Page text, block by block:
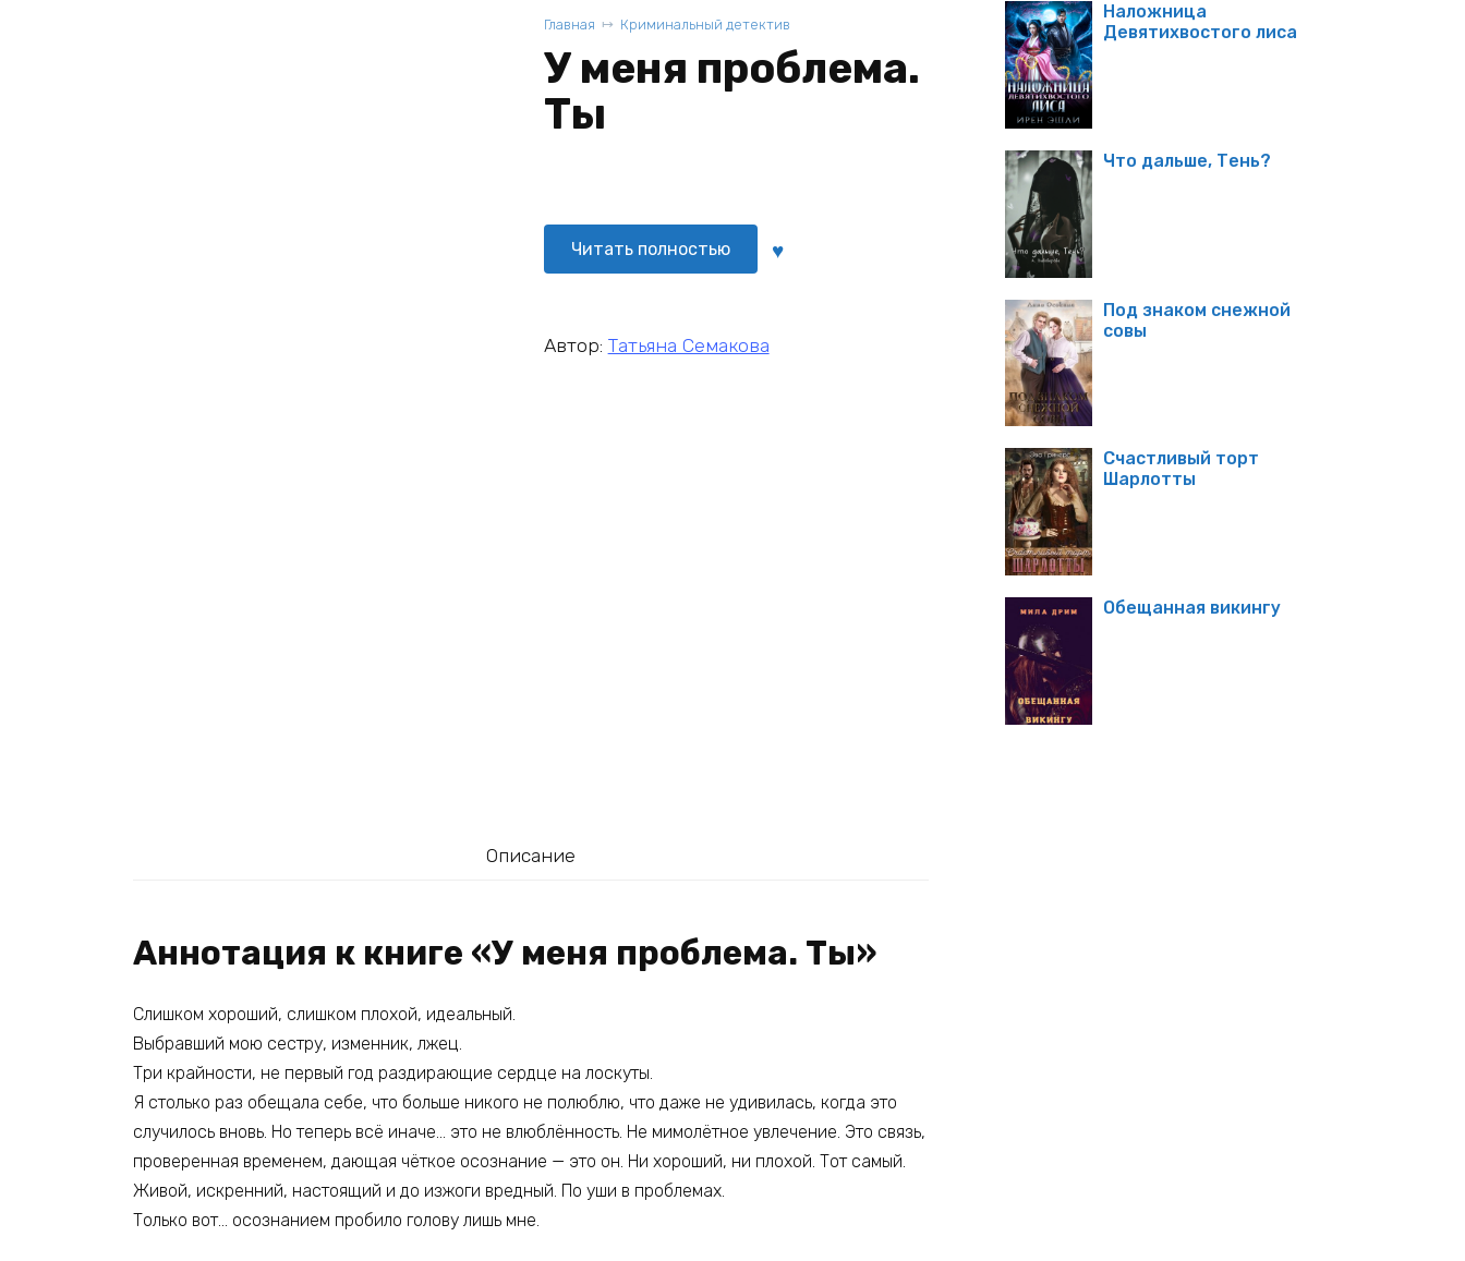
Главная Криминальный детектив
У меня проблема.
Ты
Читать полностью
Автор: Татьяна Семакова
Описание
Аннотация к книге «У меня проблема. Ты»
Слишком хороший, слишком плохой, идеальный.
Выбравший мою сестру, изменник, лжец.
Три крайности, не первый год раздирающие сердце на лоскуты.
Я столько раз обещала себе, что больше никого не полюблю, что даже не удивилась, когда это
случилось вновь. Но теперь всё иначе… это не влюблённость. Не мимолётное увлечение. Это связь,
проверенная временем, дающая чёткое осознание — это он. Ни хороший, ни плохой. Тот самый.
Живой, искренний, настоящий и до изжоги вредный. По уши в проблемах.
Только вот… осознанием пробило голову лишь мне.
Наложница
Девятихвостого лиса
Что дальше, Тень?
Под знаком снежной
совы
Счастливый торт
Шарлотты
Обещанная викингу